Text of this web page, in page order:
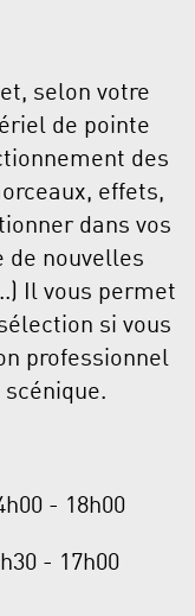
selon votre
de pointe
des
effets,
dans vos
de nouvelles
Il vous permet
si vous
professionnel
- 18h00
- 17h00